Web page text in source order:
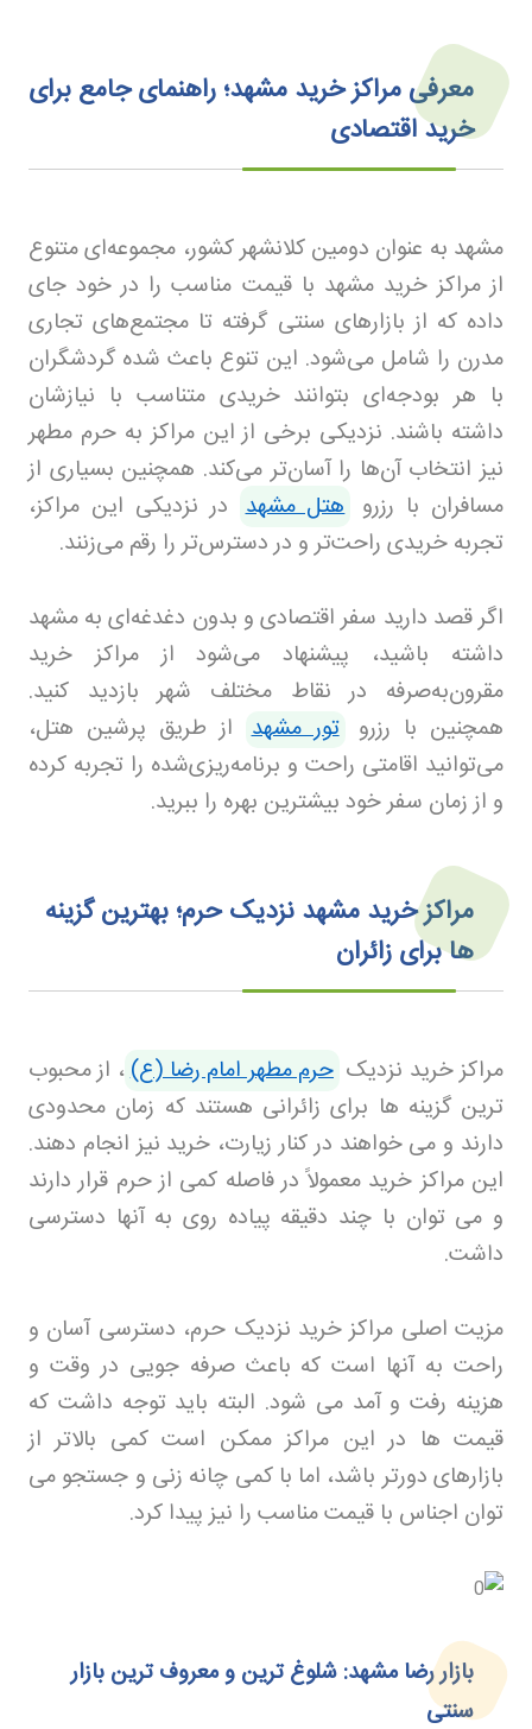
معرفی مراکز خرید مشهد؛ راهنمای جامع برای
خرید اقتصادی
مشهد به عنوان دومین کلانشهر کشور، مجموعه‌ای متنوع
از مراکز خرید مشهد با قیمت مناسب را در خود جای
داده که از بازارهای سنتی گرفته تا مجتمع‌های تجاری
مدرن را شامل می‌شود. این تنوع باعث شده گردشگران
با هر بودجه‌ای بتوانند خریدی متناسب با نیازشان
داشته باشند. نزدیکی برخی از این مراکز به حرم مطهر
نیز انتخاب آن‌ها را آسان‌تر می‌کند. همچنین بسیاری از
مسافران با رزرو هتل مشهد در نزدیکی این مراکز،
تجربه خریدی راحت‌تر و در دسترس‌تر را رقم می‌زنند.
اگر قصد دارید سفر اقتصادی و بدون دغدغه‌ای به مشهد
داشته باشید، پیشنهاد می‌شود از مراکز خرید
مقرون‌به‌صرفه در نقاط مختلف شهر بازدید کنید.
همچنین با رزرو تور مشهد از طریق پرشین هتل،
می‌توانید اقامتی راحت و برنامه‌ریزی‌شده را تجربه کرده
و از زمان سفر خود بیشترین بهره را ببرید.
مراکز خرید مشهد نزدیک حرم؛ بهترین گزینه‌
ها برای زائران
مراکز خرید نزدیک حرم مطهر امام رضا (ع)، از محبوب
ترین گزینه ها برای زائرانی هستند که زمان محدودی
دارند و می خواهند در کنار زیارت، خرید نیز انجام دهند.
این مراکز خرید معمولاً در فاصله کمی از حرم قرار دارند
و می توان با چند دقیقه پیاده روی به آنها دسترسی
داشت.
مزیت اصلی مراکز خرید نزدیک حرم، دسترسی آسان و
راحت به آنها است که باعث صرفه جویی در وقت و
هزینه رفت و آمد می شود. البته باید توجه داشت که
قیمت ها در این مراکز ممکن است کمی بالاتر از
بازارهای دورتر باشد، اما با کمی چانه زنی و جستجو می
توان اجناس با قیمت مناسب را نیز پیدا کرد.
بازار رضا مشهد: شلوغ‌ ترین و معروف‌ ترین بازار
سنتی